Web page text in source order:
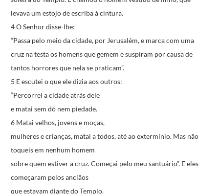
levava um estojo de escriba à cintura.
4 O Senhor disse-lhe:
“Passa pelo meio da cidade, por Jerusalém,e marca com uma
cruz na testa os homensque gemem e suspiram por causa de
tantos horroresque nela se praticam”.
5 E escutei o que ele dizia aos outros:
“Percorrei a cidade atrás dele
e matai sem dó nem piedade.
6 Matai velhos, jovens e moças,
mulheres e crianças, matai a todos, até ao extermínio. Mas não
toqueis em nenhum homem
sobre quem estiver a cruz.Começai pelo meu santuário”. E eles
começaram pelos anciãos
que estavam diante do Templo.